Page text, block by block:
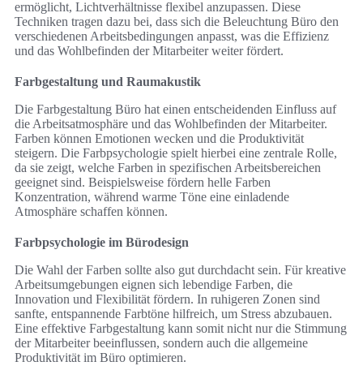
ermöglicht, Lichtverhältnisse flexibel anzupassen. Diese
Techniken tragen dazu bei, dass sich die Beleuchtung Büro den
verschiedenen Arbeitsbedingungen anpasst, was die Effizienz
und das Wohlbefinden der Mitarbeiter weiter fördert.
Farbgestaltung und Raumakustik
Die Farbgestaltung Büro hat einen entscheidenden Einfluss auf
die Arbeitsatmosphäre und das Wohlbefinden der Mitarbeiter.
Farben können Emotionen wecken und die Produktivität
steigern. Die Farbpsychologie spielt hierbei eine zentrale Rolle,
da sie zeigt, welche Farben in spezifischen Arbeitsbereichen
geeignet sind. Beispielsweise fördern helle Farben
Konzentration, während warme Töne eine einladende
Atmosphäre schaffen können.
Farbpsychologie im Bürodesign
Die Wahl der Farben sollte also gut durchdacht sein. Für kreative
Arbeitsumgebungen eignen sich lebendige Farben, die
Innovation und Flexibilität fördern. In ruhigeren Zonen sind
sanfte, entspannende Farbtöne hilfreich, um Stress abzubauen.
Eine effektive Farbgestaltung kann somit nicht nur die Stimmung
der Mitarbeiter beeinflussen, sondern auch die allgemeine
Produktivität im Büro optimieren.